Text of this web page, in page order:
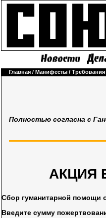
Главная / Манифесты /
Полностью согласна с
АКЦИЯ
Сбор гуманитарной помощи
Введите сумму